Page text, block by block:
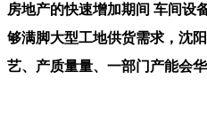
房地产的快速增加期间 车间设
够满脚大型工地供货需求，沈
艺、产质量量、一部门产能会华